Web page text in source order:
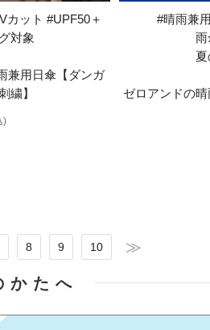
カット #UPF50＋
対象
兼用日傘【ダンガ
繍】
)
#晴雨兼
雨
ゼロアンドの
8 9 10
かたへ